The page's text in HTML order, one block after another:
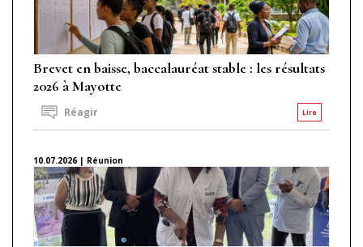
Brevet en baisse, baccalauréat stable : les résultats
2026 à Mayotte
Lire
Réagir
10.07.2026 | Réunion